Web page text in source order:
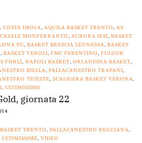
COSTA IMOLA, AQUILA BASKET TRENTO, AS
MONFERRANTO, AURORA JESI, BASKET
PG, BASKET BRESCIA LEONESSA, BASKET
, BASKET VEROLI, FMC FERENTINO, FULGOR
FORLÌ, NAPOLI BASKET, ORLANDINA BASKET,
BIELLA, PALLACANESTRO TRAPANI,
TRIESTE, SCALIGERA BASKET VERONA,
, ULTIMISSIME
giornata 22
TRENTO, PALLACANESTRO REGGIANA,
ULTIMISSIME, VIDEO